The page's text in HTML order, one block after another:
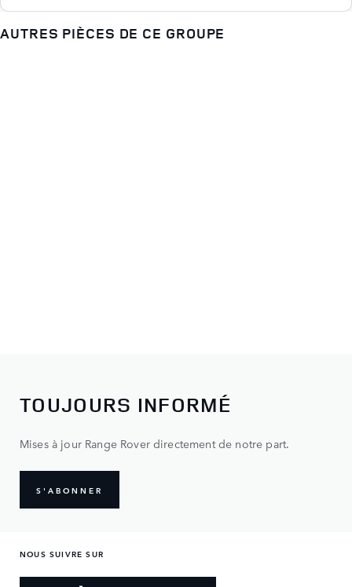
AUTRES PIÈCES DE CE GROUPE
TOUJOURS INFORMÉ
Mises à jour Range Rover directement de notre part.
S'ABONNER
NOUS SUIVRE SUR